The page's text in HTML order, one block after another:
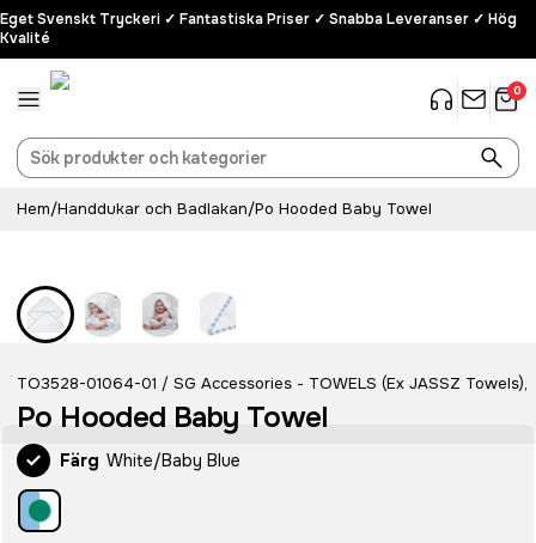
Eget Svenskt Tryckeri ✓ Fantastiska Priser ✓ Snabba Leveranser ✓ Hög
Kvalité
0
Hem/Handdukar och Badlakan/Po Hooded Baby Towel
TO3528-01064-01 / SG Accessories - TOWELS (Ex JASSZ Towels),
Po Hooded Baby Towel
Färg White/Baby Blue